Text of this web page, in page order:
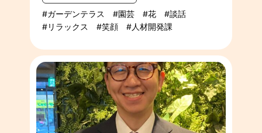
ガーデンテラス
園芸 花
談話
リラックス
笑顔 人材開発課